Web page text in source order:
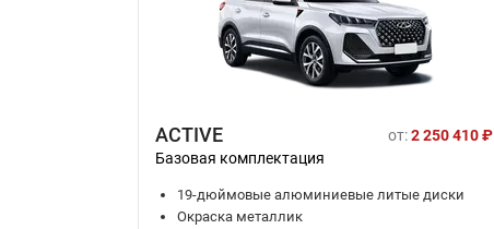
ACTIVE от:2 250 410 ₽
Базовая комплектация
19-дюймовые алюминиевые литые диски
Окраска металлик